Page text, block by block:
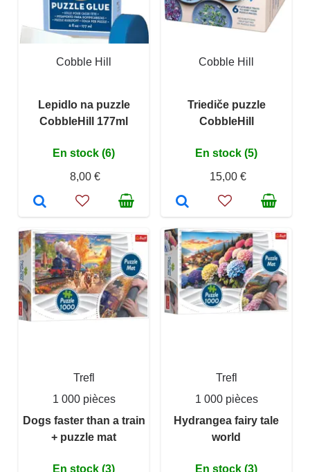
Cobble Hill
Lepidlo na puzzle
CobbleHill 177ml
En stock (6)
8,00 €
Cobble Hill
Triediče puzzle
CobbleHill
En stock (5)
15,00 €
Trefl
1 000 pièces
Dogs faster than a train
+ puzzle mat
En stock (3)
Trefl
1 000 pièces
Hydrangea fairy tale
world
En stock (3)